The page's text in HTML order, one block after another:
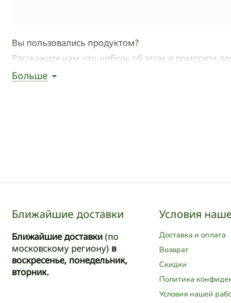
Вы пользовались продуктом?
Расскажите нам что-нибудь об этом и помогите
Написать отзыв
Больше
Ближайшие доставки
Ближайшие доставки (по
московскому региону) в
воскресенье, понедельник,
вторник.
Условия
Доставка и оплата
Возврат
Скидки
Политика
Условия нашей